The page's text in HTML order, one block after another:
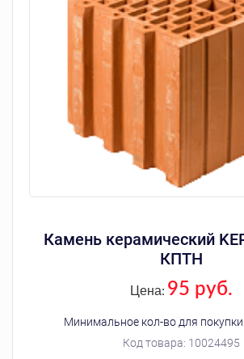
Камень керамический
КПТН
Код товара: 10024495
Цена: 95 руб.
Минимальное кол-во для